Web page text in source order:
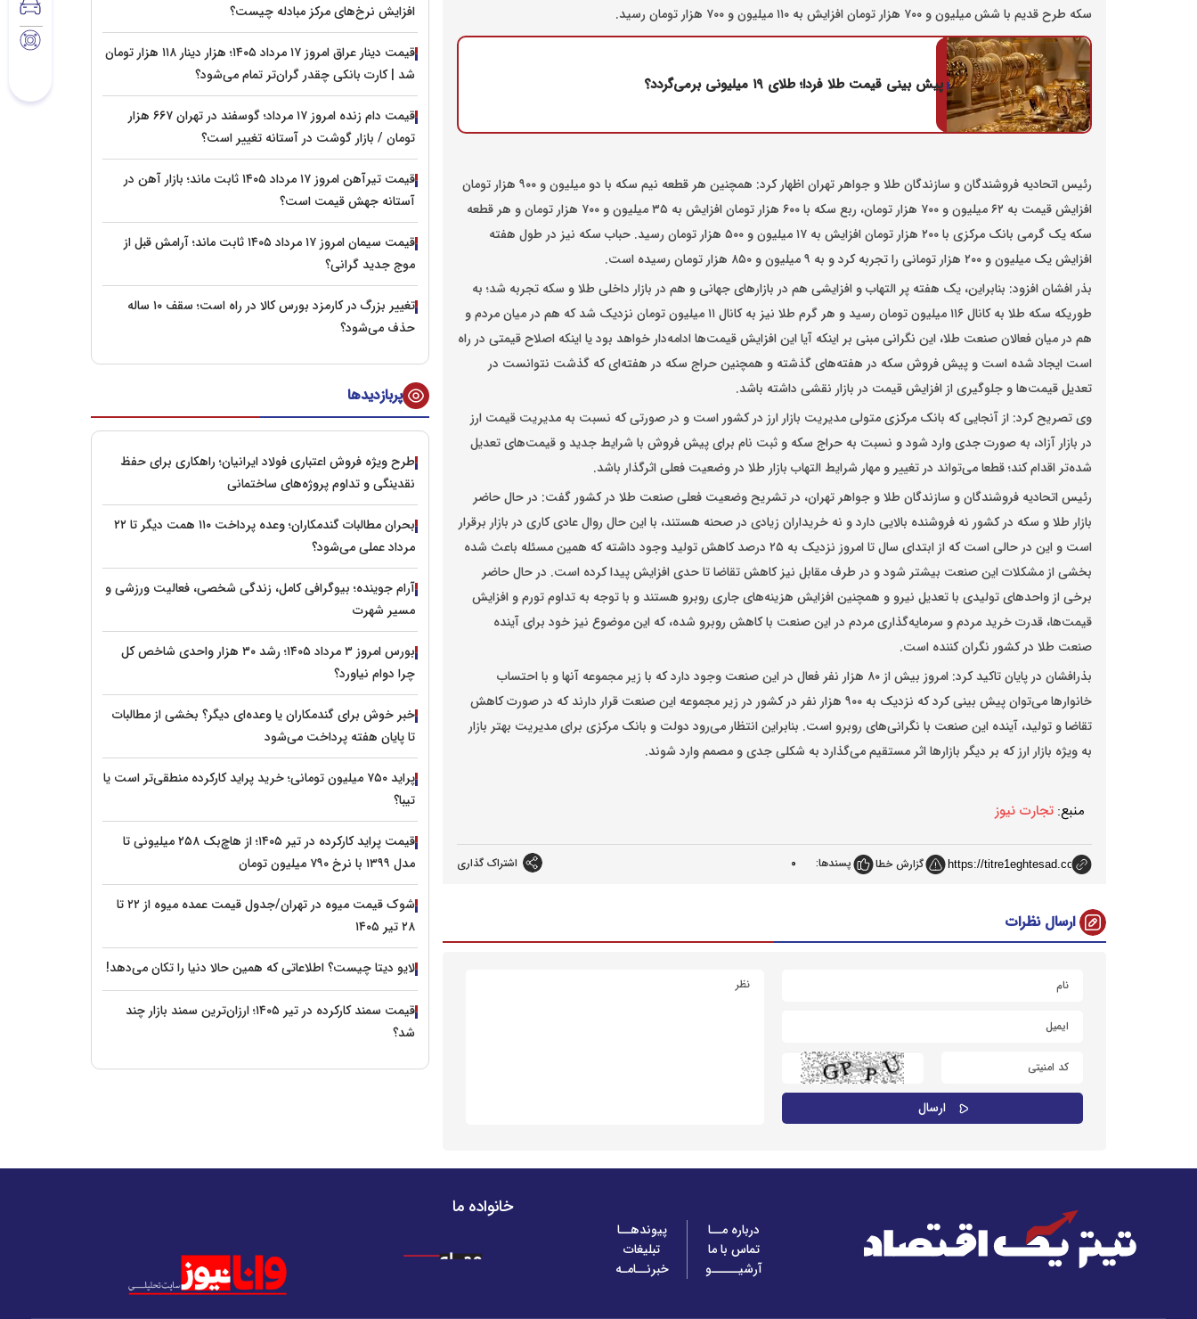
سکه طرح قدیم با شش میلیون و ۷۰۰ هزار تومان افزایش به ۱۱۰ میلیون و ۷۰۰ هزار تومان رسید.
پیش‌ بینی قیمت طلا فردا؛ طلای ۱۹ میلیونی برمی‌گردد؟
رئیس اتحادیه فروشندگان و سازندگان طلا و جواهر تهران اظهار کرد: همچنین هر قطعه نیم سکه با دو میلیون و ۹۰۰ هزار تومان
افزایش قیمت به ۶۲ میلیون و ۷۰۰ هزار تومان، ربع سکه با ۶۰۰ هزار تومان افزایش به ۳۵ میلیون و ۷۰۰ هزار تومان و هر قطعه
سکه یک گرمی بانک مرکزی با ۲۰۰ هزار تومان افزایش به ۱۷ میلیون و ۵۰۰ هزار تومان رسید. حباب سکه نیز در طول هفته
افزایش یک میلیون و ۲۰۰ هزار تومانی را تجربه کرد و به ۹ میلیون و ۸۵۰ هزار تومان رسیده است.
بذر افشان افزود: بنابراین، یک هفته پر التهاب و افزایشی هم در بازارهای جهانی و هم در بازار داخلی طلا و سکه تجربه شد؛ به
طوریکه سکه طلا به کانال ۱۱۶ میلیون تومان رسید و هر گرم طلا نیز به کانال ۱۱ میلیون تومان نزدیک شد که هم در میان مردم و
هم در میان فعالان صنعت طلا، این نگرانی مبنی بر اینکه آیا این افزایش قیمت‌ها ادامه‌دار خواهد بود یا اینکه اصلاح قیمتی در راه
است ایجاد شده است و پیش فروش سکه در هفته‌های گذشته و همچنین حراج سکه در هفته‌ای که گذشت نتوانست در
تعدیل قیمت‌ها و جلوگیری از افزایش قیمت در بازار نقشی داشته باشد.
وی تصریح کرد: از آنجایی که بانک مرکزی متولی مدیریت بازار ارز در کشور است و در صورتی که نسبت به مدیریت قیمت ارز
در بازار آزاد، به صورت جدی وارد شود و نسبت به حراج سکه و ثبت نام برای پیش فروش با شرایط جدید و قیمت‌های تعدیل
شده‌تر اقدام کند؛ قطعا می‌تواند در تغییر و مهار شرایط التهاب بازار طلا در وضعیت فعلی اثرگذار باشد.
رئیس اتحادیه فروشندگان و سازندگان طلا و جواهر تهران، در تشریح وضعیت فعلی صنعت طلا در کشور گفت: در حال حاضر
بازار طلا و سکه در کشور نه فروشنده بالایی دارد و نه خریداران زیادی در صحنه هستند، با این حال روال عادی کاری در بازار برقرار
است و این در حالی است که از ابتدای سال تا امروز نزدیک به ۲۵ درصد کاهش تولید وجود داشته که همین مسئله باعث شده
بخشی از مشکلات این صنعت بیشتر شود و در طرف مقابل نیز کاهش تقاضا تا حدی افزایش پیدا کرده است. در حال حاضر
برخی از واحدهای تولیدی با تعدیل نیرو و همچنین افزایش هزینه‌های جاری روبرو هستند و با توجه به تداوم تورم و افزایش
قیمت‌ها، قدرت خرید مردم و سرمایه‌گذاری مردم در این صنعت با کاهش روبرو شده، که این موضوع نیز خود برای آینده
صنعت طلا در کشور نگران کننده است.
بذرافشان در پایان تاکید کرد: امروز بیش از ۸۰ هزار نفر فعال در این صنعت وجود دارد که با زیر مجموعه آنها و با احتساب
خانوارها می‌توان پیش بینی کرد که نزدیک به ۹۰۰ هزار نفر در کشور در زیر مجموعه این صنعت قرار دارند که در صورت کاهش
تقاضا و تولید، آینده این صنعت با نگرانی‌های روبرو است. بنابراین انتظار می‌رود دولت و بانک مرکزی برای مدیریت بهتر بازار
به ویژه بازار ارز که بر دیگر بازارها اثر مستقیم می‌گذارد به شکلی جدی و مصمم وارد شوند.
منبع: تجارت نیوز
گزارش خطا پسندها: 0 اشتراک گذاری
ارسال نظرات
افزایش نرخ‌های مرکز مبادله چیست؟
قیمت دینار عراق امروز ۱۷ مرداد ۱۴۰۵؛ هزار دینار ۱۱۸ هزار تومان
شد | کارت بانکی چقدر گران‌تر تمام می‌شود؟
قیمت دام زنده امروز ۱۷ مرداد؛ گوسفند در تهران ۶۶۷ هزار
تومان / بازار گوشت در آستانه تغییر است؟
قیمت تیرآهن امروز ۱۷ مرداد ۱۴۰۵ ثابت ماند؛ بازار آهن در
آستانه جهش قیمت است؟
قیمت سیمان امروز ۱۷ مرداد ۱۴۰۵ ثابت ماند؛ آرامش قبل از
موج جدید گرانی؟
تغییر بزرگ در کارمزد بورس کالا در راه است؛ سقف ۱۰ ساله
حذف می‌شود؟
پربازدیدها
طرح ویژه فروش اعتباری فولاد ایرانیان؛ راهکاری برای حفظ
نقدینگی و تداوم پروژه‌های ساختمانی
بحران مطالبات گندمکاران؛ وعده پرداخت ۱۱۰ همت دیگر تا ۲۲
مرداد عملی می‌شود؟
آرام جوینده؛ بیوگرافی کامل، زندگی شخصی، فعالیت ورزشی و
مسیر شهرت
بورس امروز ۳ مرداد ۱۴۰۵؛ رشد ۳۰ هزار واحدی شاخص کل
چرا دوام نیاورد؟
خبر خوش برای گندمکاران یا وعده‌ای دیگر؟ بخشی از مطالبات
تا پایان هفته پرداخت می‌شود
پراید ۷۵۰ میلیون تومانی؛ خرید پراید کارکرده منطقی‌تر است یا
تیبا؟
قیمت پراید کارکرده در تیر ۱۴۰۵؛ از هاچ‌بک ۲۵۸ میلیونی تا
مدل ۱۳۹۹ با نرخ ۷۹۰ میلیون تومان
شوک قیمت میوه در تهران/جدول قیمت عمده میوه از ۲۲ تا
۲۸ تیر ۱۴۰۵
لایو دیتا چیست؟ اطلاعاتی که همین حالا دنیا را تکان می‌دهد!
قیمت سمند کارکرده در تیر ۱۴۰۵؛ ارزان‌ترین سمند بازار چند
شد؟
درباره مــا
تماس با ما
آرشیـــــو
پیوندهــا
تبلیغات
خبرنــامـه
خانواده ما